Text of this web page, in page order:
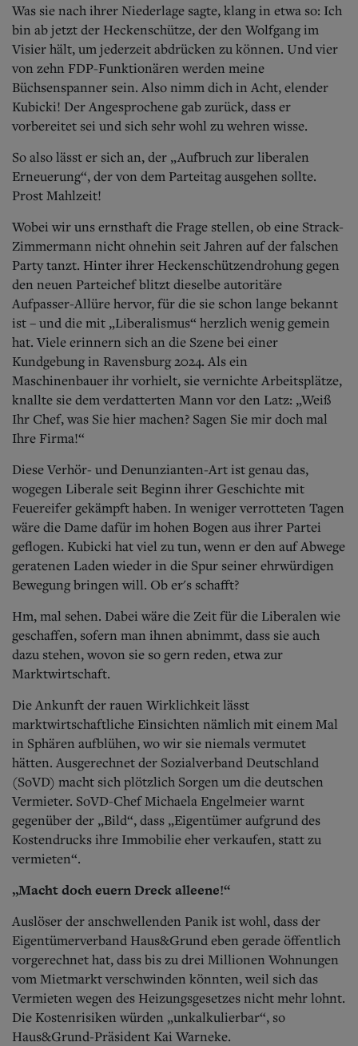
Was sie nach ihrer Niederlage sagte, klang in etwa so: Ich
bin ab jetzt der Heckenschütze, der den Wolfgang im
Visier hält, um jederzeit abdrücken zu können. Und vier
von zehn FDP-Funktionären werden meine
Büchsenspanner sein. Also nimm dich in Acht, elender
Kubicki! Der Angesprochene gab zurück, dass er
vorbereitet sei und sich sehr wohl zu wehren wisse.
So also lässt er sich an, der „Aufbruch zur liberalen
Erneuerung“, der von dem Parteitag ausgehen sollte.
Prost Mahlzeit!
Wobei wir uns ernsthaft die Frage stellen, ob eine Strack-
Zimmermann nicht ohnehin seit Jahren auf der falschen
Party tanzt. Hinter ihrer Heckenschützendrohung gegen
den neuen Parteichef blitzt dieselbe autoritäre
Aufpasser-Allüre hervor, für die sie schon lange bekannt
ist – und die mit „Liberalismus“ herzlich wenig gemein
hat. Viele erinnern sich an die Szene bei einer
Kundgebung in Ravensburg 2024. Als ein
Maschinenbauer ihr vorhielt, sie vernichte Arbeitsplätze,
knallte sie dem verdatterten Mann vor den Latz: „Weiß
Ihr Chef, was Sie hier machen? Sagen Sie mir doch mal
Ihre Firma!“
Diese Verhör- und Denunzianten-Art ist genau das,
wogegen Liberale seit Beginn ihrer Geschichte mit
Feuereifer gekämpft haben. In weniger verrotteten Tagen
wäre die Dame dafür im hohen Bogen aus ihrer Partei
geflogen. Kubicki hat viel zu tun, wenn er den auf Abwege
geratenen Laden wieder in die Spur seiner ehrwürdigen
Bewegung bringen will. Ob er's schafft?
Hm, mal sehen. Dabei wäre die Zeit für die Liberalen wie
geschaffen, sofern man ihnen abnimmt, dass sie auch
dazu stehen, wovon sie so gern reden, etwa zur
Marktwirtschaft.
Die Ankunft der rauen Wirklichkeit lässt
marktwirtschaftliche Einsichten nämlich mit einem Mal
in Sphären aufblühen, wo wir sie niemals vermutet
hätten. Ausgerechnet der Sozialverband Deutschland
(SoVD) macht sich plötzlich Sorgen um die deutschen
Vermieter. SoVD-Chef Michaela Engelmeier warnt
gegenüber der „Bild“, dass „Eigentümer aufgrund des
Kostendrucks ihre Immobilie eher verkaufen, statt zu
vermieten“.
„Macht doch euern Dreck alleene!“
Auslöser der anschwellenden Panik ist wohl, dass der
Eigentümerverband Haus&Grund eben gerade öffentlich
vorgerechnet hat, dass bis zu drei Millionen Wohnungen
vom Mietmarkt verschwinden könnten, weil sich das
Vermieten wegen des Heizungsgesetzes nicht mehr lohnt.
Die Kostenrisiken würden „unkalkulierbar“, so
Haus&Grund-Präsident Kai Warneke.